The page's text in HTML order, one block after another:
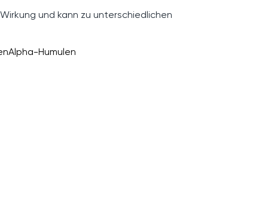
und kann zu unterschiedlichen
Alpha-Humulen